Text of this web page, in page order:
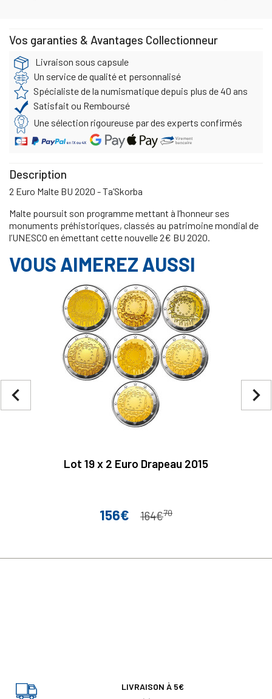
Vos garanties & Avantages Collectionneur
Livraison sous capsule
Un service de qualité et personnalisé
Spécialiste de la numismatique depuis plus de 40 ans
Satisfait ou Remboursé
Une sélection rigoureuse par des experts confirmés
Description
2 Euro Malte BU 2020 - Ta’Skorba
Malte poursuit son programme mettant à l’honneur ses
monuments préhistoriques, classés au patrimoine mondial de
l’UNESCO en émettant cette nouvelle 2€ BU 2020.
VOUS AIMEREZ AUSSI
Lot 19 x 2 Euro Drapeau 2015
Prix
156€ Prix de base
164€70
navigate_next
navigate_before
LIVRAISON À 5€